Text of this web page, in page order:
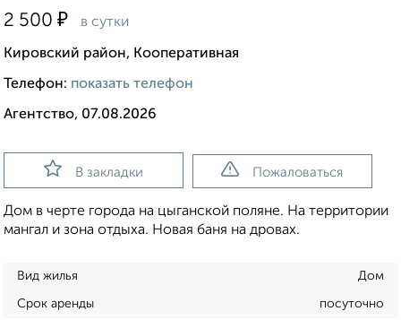
2 500 ₽ в сутки
Кировский район, Кооперативная
Телефон: показать телефон
Агентство, 07.08.2026
В закладки Пожаловаться
Дом в черте города на цыганской поляне. На территории
мангал и зона отдыха. Новая баня на дровах.
Вид жилья Дом
Срок аренды посуточно